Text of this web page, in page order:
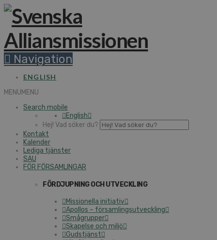
Navigation
ENGLISH
MENUMENU
Search mobile
English
Hej! Vad söker du?
Kontakt
Kalender
Lediga tjänster
SAU
FÖR FÖRSAMLINGAR
FÖRDJUPNING OCH UTVECKLING
Missionella initiativ
Apollos – församlingsutveckling
Smågrupper
Skapelse och miljö
Gudstjänst